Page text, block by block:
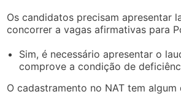
Os candidatos precisam apresentar
concorrer a vagas afirmativas para
Sim, é necessário apresentar o
comprove a condição de
O cadastramento no NAT tem algum